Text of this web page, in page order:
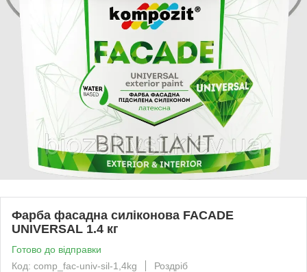
Фарба фасадна силіконова FACADE
UNIVERSAL 1.4 кг
Готово до відправки
Код: comp_fac-univ-sil-1,4kg
Роздріб